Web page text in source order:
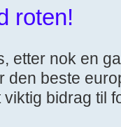
roten!
etter nok en
den beste
bidrag til